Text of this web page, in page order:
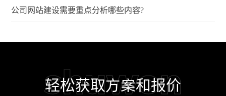
公司网站建设需要重点分析哪些内容?
shuwon
轻松获取方案和报价